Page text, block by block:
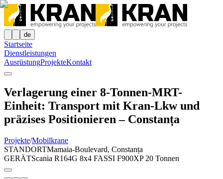
de
Startseite
Dienstleistungen
AusrüstungProjekteKontakt
Verlagerung einer 8-Tonnen-MRT-
Einheit: Transport mit Kran-Lkw und
präzises Positionieren – Constanța
Projekte/Mobilkrane
STANDORTMamaia-Boulevard, Constanța
GERÄTScania R164G 8x4 FASSI F900XP 20 Tonnen